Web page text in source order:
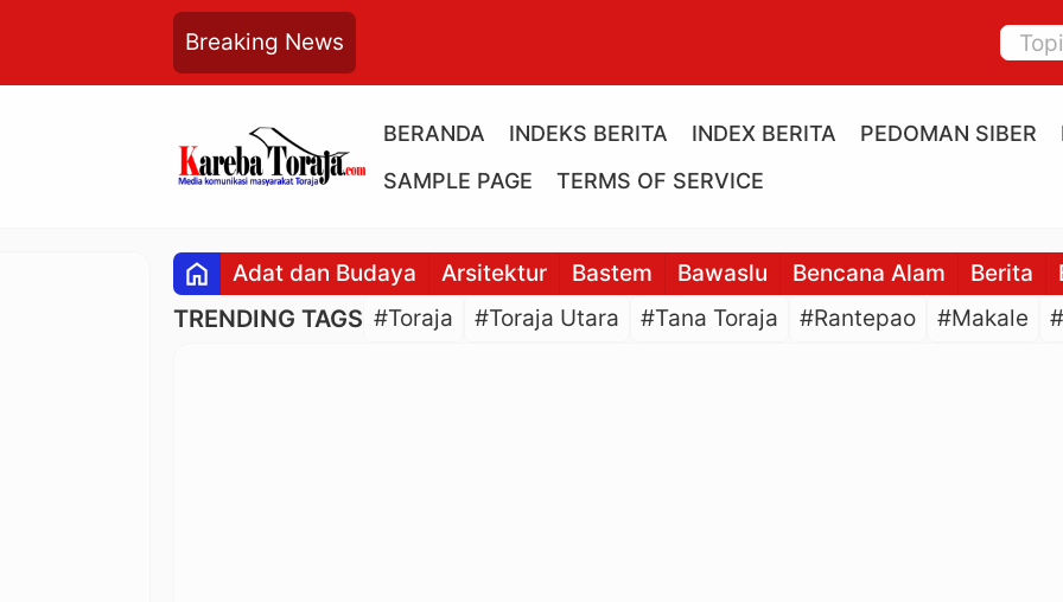
Breaking News
BERANDA INDEKS BERITA INDEX BERITA PEDOMAN SIBER
SAMPLE PAGE
TERMS OF SERVICE
home Adat dan Budaya Arsitektur Bastem Bawaslu Bencana Alam Berita
TRENDING TAGS #Toraja #Toraja Utara #Tana Toraja #Rantepao #Makale